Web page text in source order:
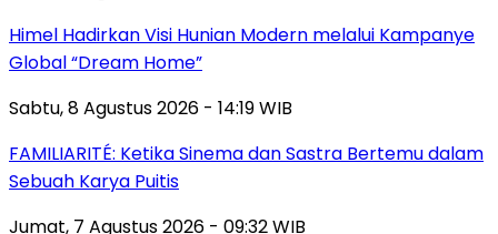
Himel Hadirkan Visi Hunian Modern melalui Kampanye
Global “Dream Home”
Sabtu, 8 Agustus 2026 - 14:19 WIB
FAMILIARITÉ: Ketika Sinema dan Sastra Bertemu dalam
Sebuah Karya Puitis
Jumat, 7 Agustus 2026 - 09:32 WIB